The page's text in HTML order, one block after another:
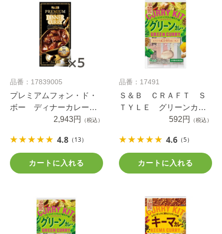
品番：17839005
プレミアムフォン・ド・
ボー ディナーカレー中
辛１００ｇ×5個2,943円 （税込）
4.8 （13）
カートに入れる
品番：17491
Ｓ＆Ｂ ＣＲＡＦＴ Ｓ
ＴＹＬＥ グリーンカレ
592円 （税込）
4.6 （5）
カートに入れる